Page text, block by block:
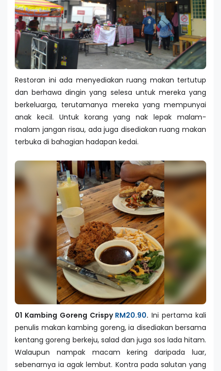
Restoran ini ada menyediakan ruang makan tertutup
dan berhawa dingin yang selesa untuk mereka yang
berkeluarga, terutamanya mereka yang mempunyai
anak kecil. Untuk korang yang nak lepak malam-
malam jangan risau, ada juga disediakan ruang makan
terbuka di bahagian hadapan kedai.
01 Kambing Goreng Crispy RM20.90. Ini pertama kali
penulis makan kambing goreng, ia disediakan bersama
kentang goreng berkeju, salad dan juga sos lada hitam.
Walaupun nampak macam kering daripada luar,
sebenarnya ia agak lembut. Kontra pada salutan yang